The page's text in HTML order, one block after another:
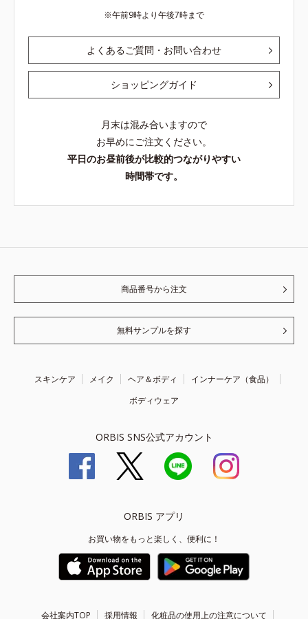
午前9時より午後7時まで
よくあるご質問・お問い合わせ
ショッピングガイド
月末は混み合いますので
お早めにご注文ください。
平日のお昼前後が比較的つながりやすい
時間帯です。
商品番号から注文
無料サンプルを探す
スキンケア メイク ヘア＆ボディ
インナーケア（食品）
ボディウェア
ORBIS SNS公式アカウント
ORBIS アプリ
お買い物をもっと楽しく、便利に！
会社案内TOP 採用情報 化粧品の使用上の注意について